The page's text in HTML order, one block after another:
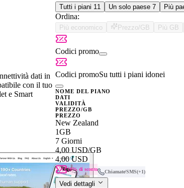
dati in
con il tuo
e Smart
Tutti i piani 11 Un solo paese 7 Più
Ordina:
Più economico Prezzo/GB Più GB
Codici promo
Codici promoSu tutti i piani idonei
NOME DEL PIANO
DATI
VALIDITÀ
PREZZO/GB
PREZZO
New Zealand
1GB
7 Giorni
4,00 USD/GB
4,00 USD
10% di sconto Chiamate/SMS(+1)
Vedi dettagli